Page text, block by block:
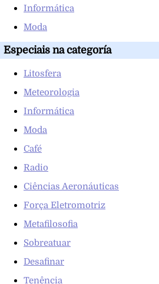
Informática
Moda
Especiais na categoría
Litosfera
Meteorologia
Informática
Moda
Café
Radio
Ciências Aeronáuticas
Força Eletromotriz
Metafilosofia
Sobreatuar
Desafinar
Tenência